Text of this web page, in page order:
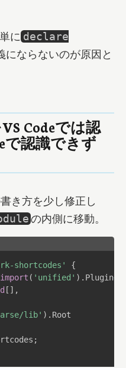
に declare
にならないのが原因と
Codeでは認
で認識できず
き方を少し修正し
の内側に移動。
shortcodes'
{
import ( 'unified' ) . Plugin<
[ ] ,
lib' ) . Root
;